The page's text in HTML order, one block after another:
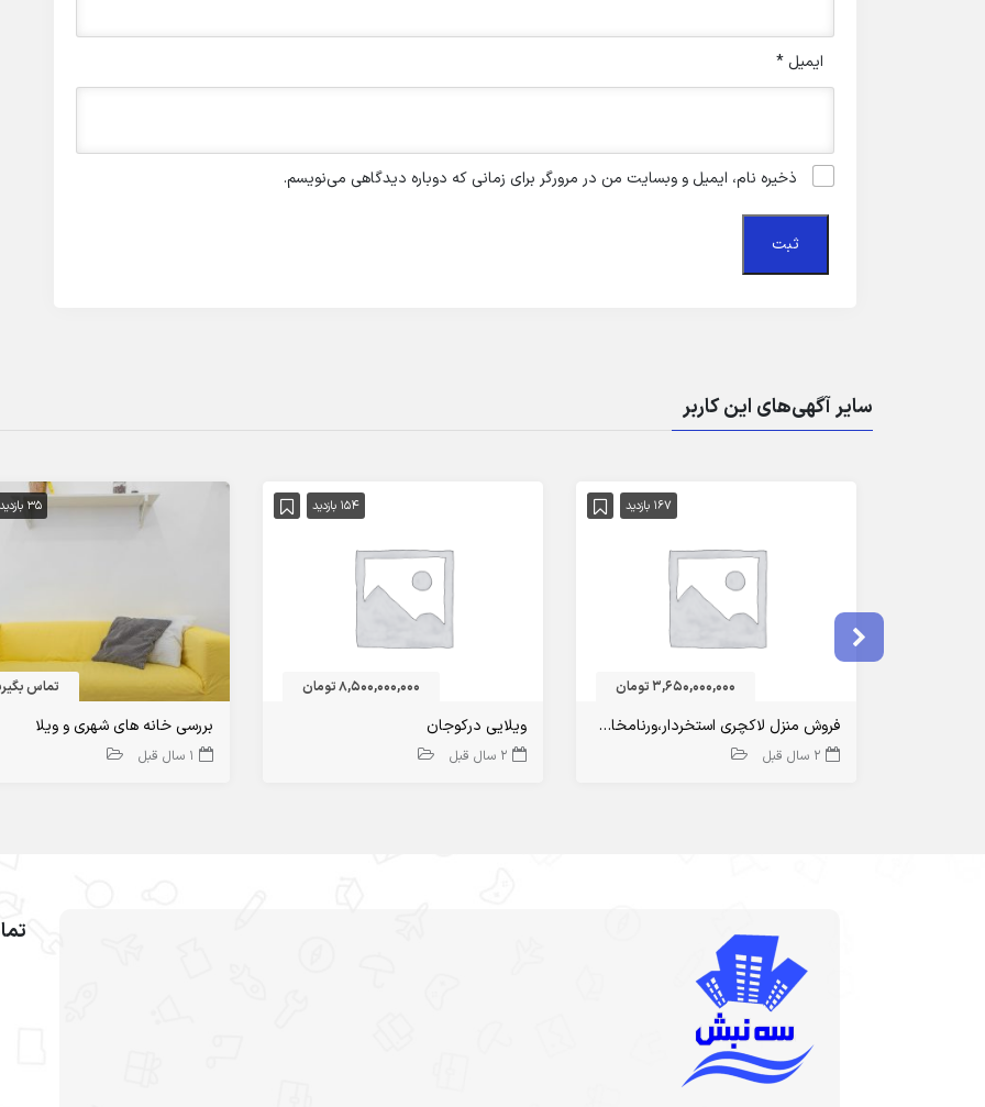
ایمیل *
ذخیره نام، ایمیل و وبسایت من در مرورگر برای زمانی که دوباره دیدگاهی می‌نویسم.
سایر آگهی‌های این کاربر
167 بازدید
3,650,000,000 تومان
فروش منزل لاکچری استخردار،ورنامخاست
2 سال قبل
154 بازدید
8,500,000,000 تومان
ویلایی درکوجان
2 سال قبل
35 بازدید
تماس
بررسی خانه های شهری و ویلا
1 سال قبل